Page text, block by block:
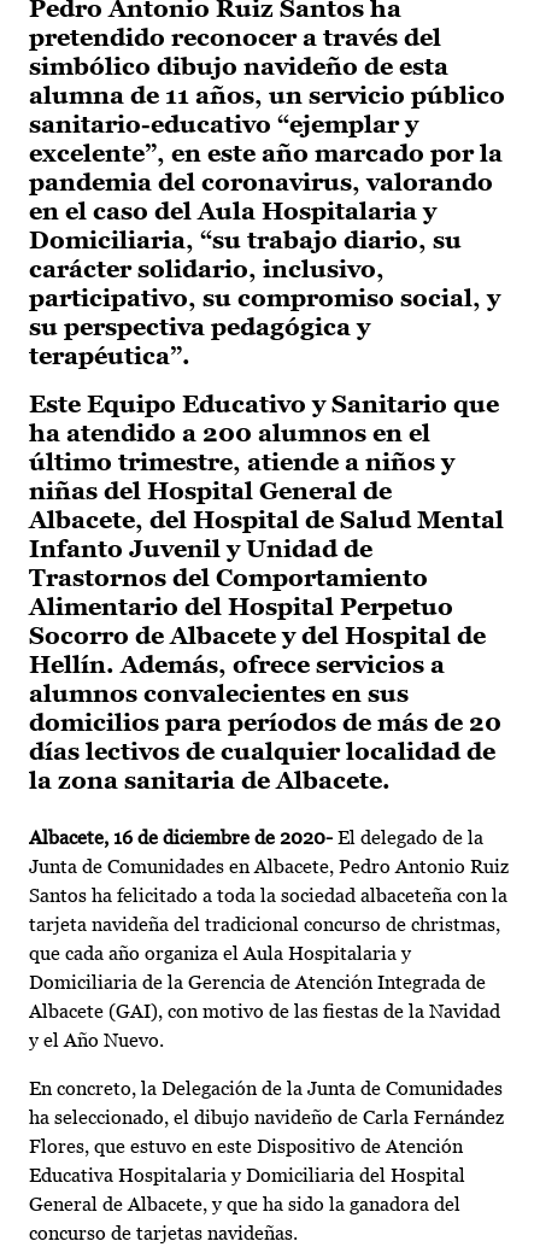
Pedro Antonio Ruiz Santos ha
pretendido reconocer a través del
simbólico dibujo navideño de esta
alumna de 11 años, un servicio público
sanitario-educativo “ejemplar y
excelente”, en este año marcado por la
pandemia del coronavirus, valorando
en el caso del Aula Hospitalaria y
Domiciliaria, “su trabajo diario, su
carácter solidario, inclusivo,
participativo, su compromiso social, y
su perspectiva pedagógica y
terapéutica”.
Este Equipo Educativo y Sanitario que
ha atendido a 200 alumnos en el
último trimestre, atiende a niños y
niñas del Hospital General de
Albacete, del Hospital de Salud Mental
Infanto Juvenil y Unidad de
Trastornos del Comportamiento
Alimentario del Hospital Perpetuo
Socorro de Albacete y del Hospital de
Hellín. Además, ofrece servicios a
alumnos convalecientes en sus
domicilios para períodos de más de 20
días lectivos de cualquier localidad de
la zona sanitaria de Albacete.
Albacete, 16 de diciembre de 2020- El delegado de la
Junta de Comunidades en Albacete, Pedro Antonio Ruiz
Santos ha felicitado a toda la sociedad albaceteña con la
tarjeta navideña del tradicional concurso de christmas,
que cada año organiza el Aula Hospitalaria y
Domiciliaria de la Gerencia de Atención Integrada de
Albacete (GAI), con motivo de las fiestas de la Navidad
y el Año Nuevo.
En concreto, la Delegación de la Junta de Comunidades
ha seleccionado, el dibujo navideño de Carla Fernández
Flores, que estuvo en este Dispositivo de Atención
Educativa Hospitalaria y Domiciliaria del Hospital
General de Albacete, y que ha sido la ganadora del
concurso de tarjetas navideñas.